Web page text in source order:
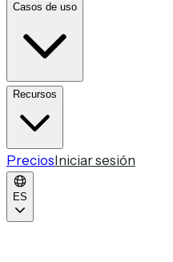
Casos de uso
Recursos
PreciosIniciar sesión
ES